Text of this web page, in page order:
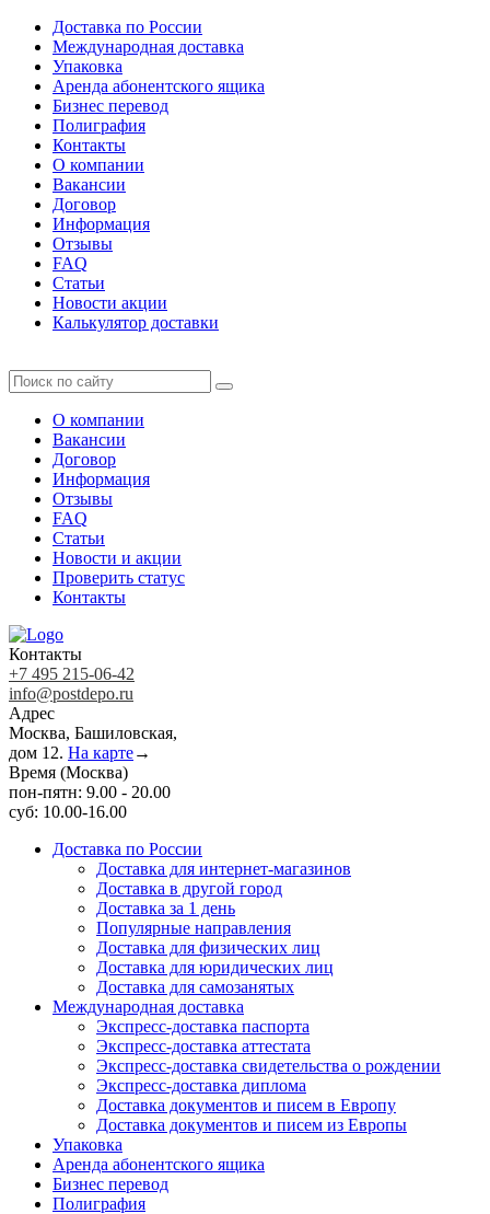
Доставка по России
Международная доставка
Упаковка
Аренда абонентского ящика
Бизнес перевод
Полиграфия
Контакты
О компании
Вакансии
Договор
Информация
Отзывы
FAQ
Статьи
Новости акции
Калькулятор доставки
О компании
Вакансии
Договор
Информация
Отзывы
FAQ
Статьи
Новости и акции
Проверить статус
Контакты
Контакты
+7 495 215-06-42
info@postdepo.ru
Адрес
Москва, Башиловская,
дом 12. На карте→
Время (Москва)
пон-пятн: 9.00 - 20.00
суб: 10.00-16.00
Доставка по России
Доставка для интернет-магазинов
Доставка в другой город
Доставка за 1 день
Популярные направления
Доставка для физических лиц
Доставка для юридических лиц
Доставка для самозанятых
Международная доставка
Экспресс-доставка паспорта
Экспресс-доставка аттестата
Экспресс-доставка свидетельства о рождении
Экспресс-доставка диплома
Доставка документов и писем в Европу
Доставка документов и писем из Европы
Упаковка
Аренда абонентского ящика
Бизнес перевод
Полиграфия